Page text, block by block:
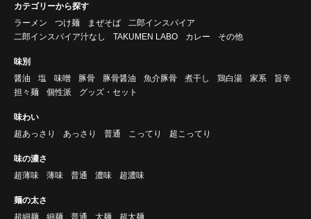
カテゴリーから探す
ラーメン
つけ麺 まぜそば
二郎インスパイア
二郎インスパイア汁なし
TAKUMEN LABO カレー その他
味別
醤油
塩 味噌 豚骨 豚骨醤油 魚介豚骨 煮干し 鶏白湯 家系
旨辛
担々麺
個性派 グッズ・セット
味わい
超あっさり
あっさり 普通 こってり 超こってり
味の濃さ
超薄味
薄味 普通 濃味 超濃味
麺の太さ
超細麺
細麺 普通 太麺 超太麺